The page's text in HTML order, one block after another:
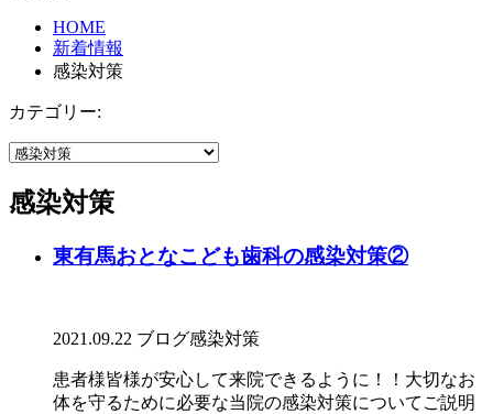
HOME
新着情報
感染対策
カテゴリー:
感染対策
東有馬おとなこども歯科の感染対策②
2021.09.22 ブログ感染対策
患者様皆様が安心して来院できるように！！大切なお
体を守るために必要な当院の感染対策についてご説明